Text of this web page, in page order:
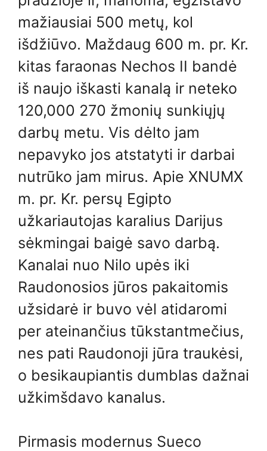
mažiausiai 500 metų, kol
išdžiūvo. Maždaug 600 m. pr. Kr.
kitas faraonas Nechos II bandė
iš naujo iškasti kanalą ir neteko
120,000 270 žmonių sunkiųjų
darbų metu. Vis dėlto jam
nepavyko jos atstatyti ir darbai
nutrūko jam mirus. Apie XNUMX
m. pr. Kr. persų Egipto
užkariautojas karalius Darijus
sėkmingai baigė savo darbą.
Kanalai nuo Nilo upės iki
Raudonosios jūros pakaitomis
užsidarė ir buvo vėl atidaromi
per ateinančius tūkstantmečius,
nes pati Raudonoji jūra traukėsi,
o besikaupiantis dumblas dažnai
užkimšdavo kanalus.
Pirmasis modernus Sueco